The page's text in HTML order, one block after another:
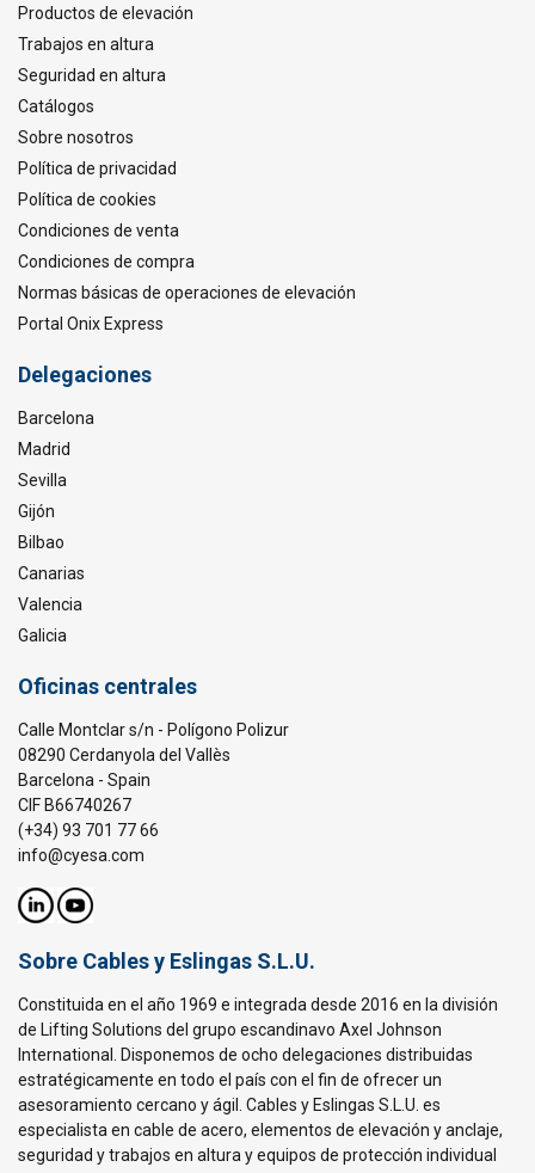
Productos de elevación
Trabajos en altura
Seguridad en altura
Catálogos
Sobre nosotros
Política de privacidad
Política de cookies
Condiciones de venta
Condiciones de compra
Normas básicas de operaciones de elevación
Portal Onix Express
Delegaciones
Barcelona
Madrid
Sevilla
Gijón
Bilbao
Canarias
Valencia
Galicia
Oficinas centrales
Calle Montclar s/n - Polígono Polizur
08290 Cerdanyola del Vallès
Barcelona - Spain
CIF B66740267
(+34) 93 701 77 66
info@cyesa.com
Sobre Cables y Eslingas S.L.U.
Constituida en el año 1969 e integrada desde 2016 en la división
de Lifting Solutions del grupo escandinavo Axel Johnson
International. Disponemos de ocho delegaciones distribuidas
estratégicamente en todo el país con el fin de ofrecer un
asesoramiento cercano y ágil. Cables y Eslingas S.L.U. es
especialista en cable de acero, elementos de elevación y anclaje,
seguridad y trabajos en altura y equipos de protección individual